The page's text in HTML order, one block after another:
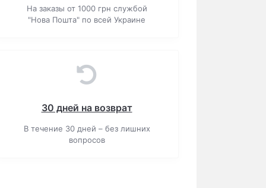
На заказы от 1000 грн службой
"Нова Пошта" по всей Украине
30 дней на возврат
В течение 30 дней – без лишних
вопросов